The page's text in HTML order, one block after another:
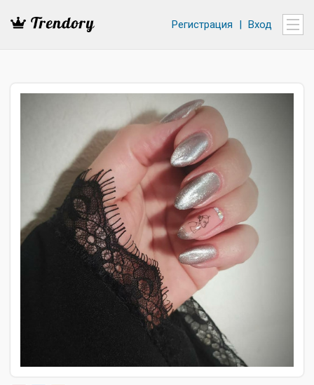
Регистрация | Вход